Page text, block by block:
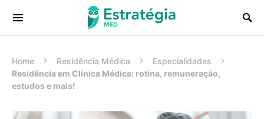
Procurar:
Home Residência Médica
Especialidades
Residência em Clínica Médica: rotina, remuneração,
estudos e mais!